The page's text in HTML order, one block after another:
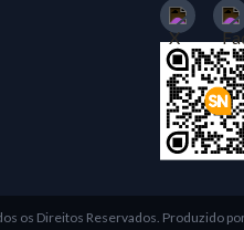
os Direitos Reservados. Produzido